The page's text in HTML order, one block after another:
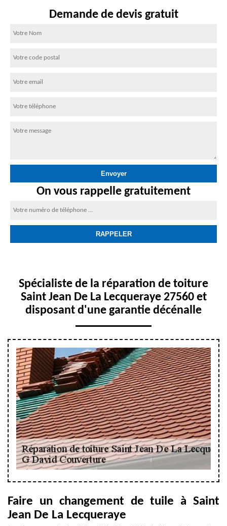
Demande de devis gratuit
On vous rappelle gratuitement
Spécialiste de la réparation de toiture
Saint Jean De La Lecqueraye 27560 et
disposant d'une garantie décénalle
Faire un changement de tuile à Saint
Jean De La Lecqueraye